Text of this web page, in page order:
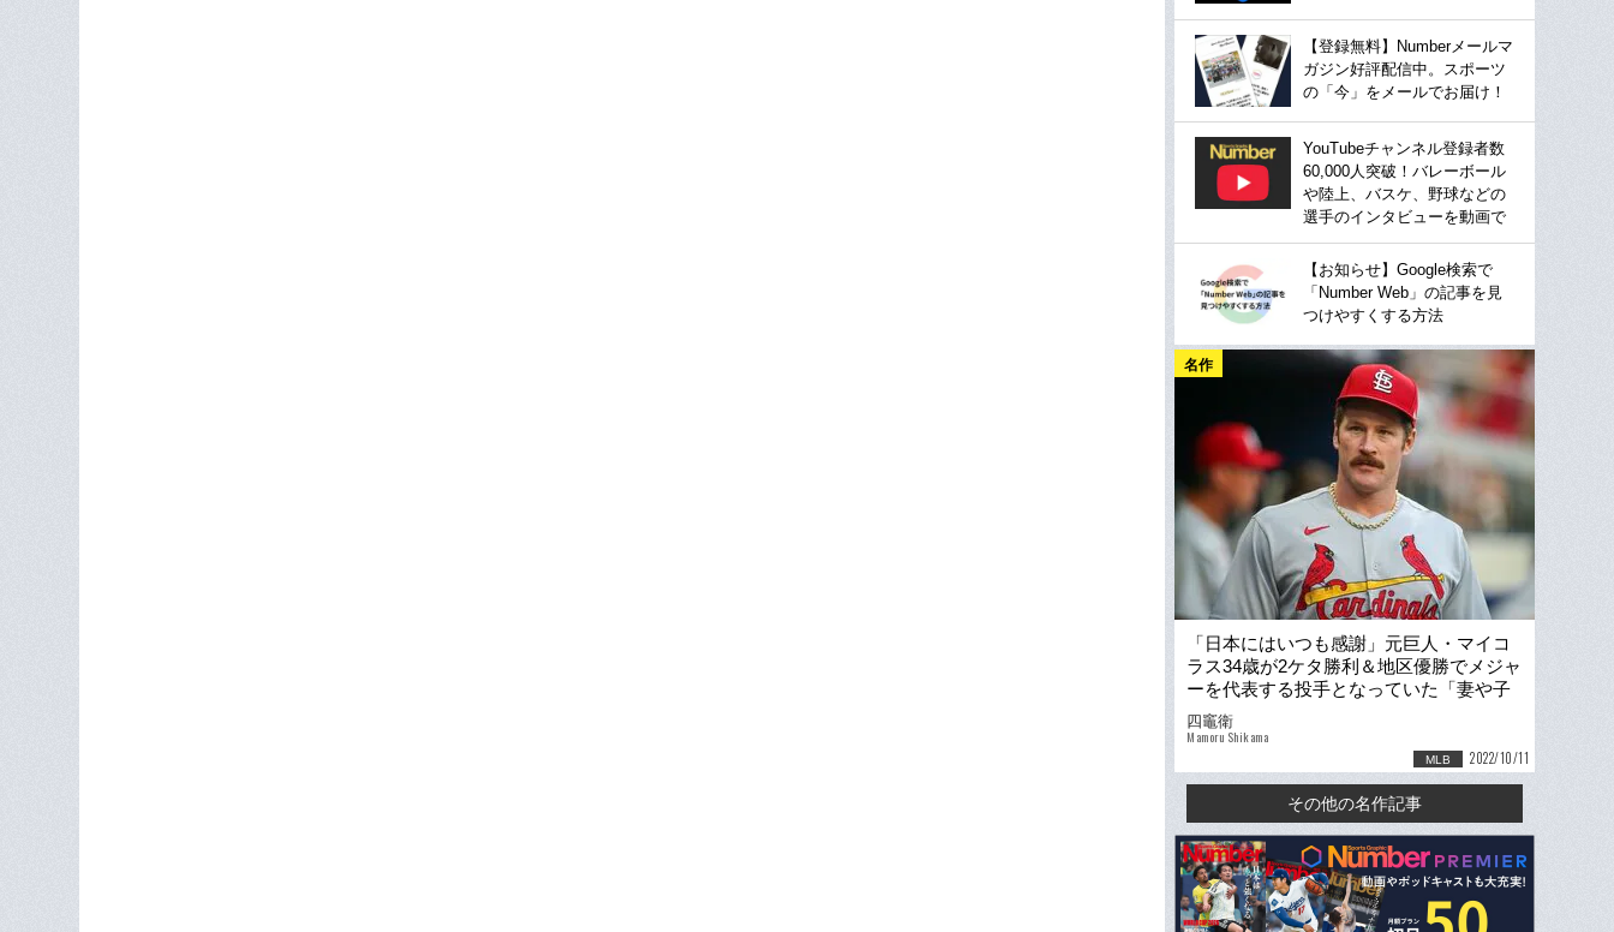
【登録無料】Numberメールマ
ガジン好評配信中。スポーツ
の「今」をメールでお届け！
YouTubeチャンネル登録者数
60,000人突破！バレーボール
や陸上、バスケ、野球などの
選手のインタビューを動画で
【お知らせ】Google検索で
「Number Web」の記事を見
つけやすくする方法
名作
「日本にはいつも感謝」元巨人・マイコ
ラス34歳が2ケタ勝利＆地区優勝でメジャ
ーを代表する投手となっていた「妻や子
供と、いつか東京へ…」
四竈衛
Mamoru Shikama
MLB 2022/10/11
その他の名作記事